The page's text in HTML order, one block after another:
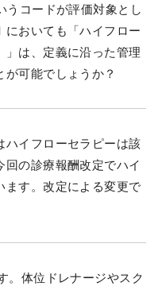
うコードが評価対象とし
おいても「ハイフロー
」は、定義に沿った管理
可能でしょうか？
ハイフローセラピーは該
回の診療報酬改定でハイ
ます。改定による変更で
。体位ドレナージやスク